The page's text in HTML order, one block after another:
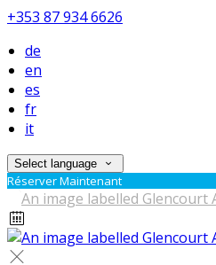
+353 87 934 6626
de
en
es
fr
it
Select language
Réserver Maintenant